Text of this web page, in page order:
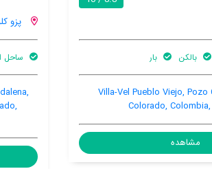
ساحل اختصاصی
Km 55 Vía Cienaga, Isla del Rosario, Magdalena,
Colombia, Pozo Colorado, Pozo Colorado,
مشاهده